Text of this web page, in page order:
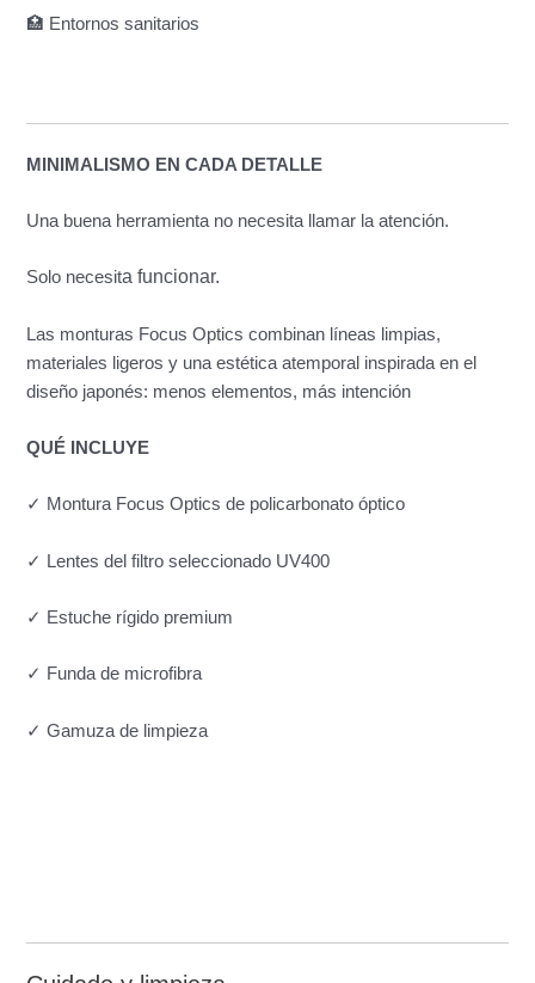
🏥 Entornos sanitarios
MINIMALISMO EN CADA DETALLE
Una buena herramienta no necesita llamar la atención.
Solo necesita funcionar.
Las monturas Focus Optics combinan líneas limpias,
materiales ligeros y una estética atemporal inspirada en el
diseño japonés: menos elementos, más intención
QUÉ INCLUYE
✓ Montura Focus Optics de policarbonato óptico
✓ Lentes del filtro seleccionado UV400
✓ Estuche rígido premium
✓ Funda de microfibra
✓ Gamuza de limpieza